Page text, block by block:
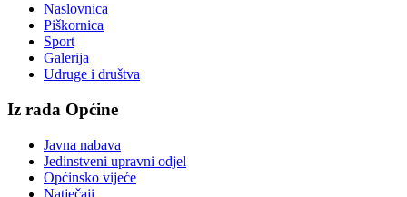
Naslovnica
Piškornica
Sport
Galerija
Udruge i društva
Iz rada Općine
Javna nabava
Jedinstveni upravni odjel
Općinsko vijeće
Natječaji